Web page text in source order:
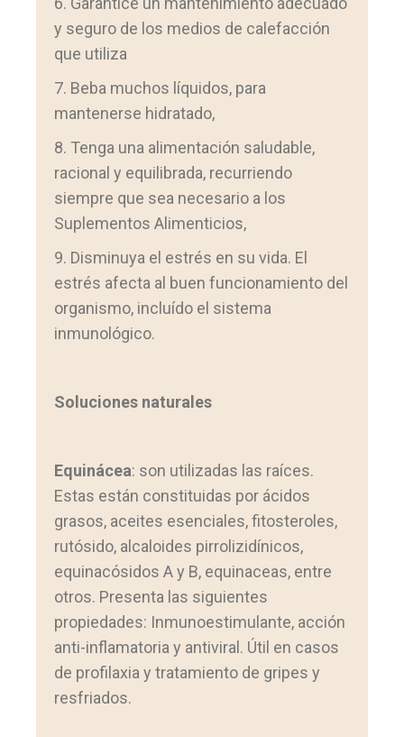
y seguro de los medios de calefacción
que utiliza
7. Beba muchos líquidos, para
mantenerse hidratado,
8. Tenga una alimentación saludable,
racional y equilibrada, recurriendo
siempre que sea necesario a los
Suplementos Alimenticios,
9. Disminuya el estrés en su vida. El
estrés afecta al buen funcionamiento del
organismo, incluído el sistema
inmunológico.
Soluciones naturales
Equinácea: son utilizadas las raíces.
Estas están constituidas por ácidos
grasos, aceites esenciales, fitosteroles,
rutósido, alcaloides pirrolizidínicos,
equinacósidos A y B, equinaceas, entre
otros. Presenta las siguientes
propiedades: Inmunoestimulante, acción
anti-inflamatoria y antiviral. Útil en casos
de profilaxia y tratamiento de gripes y
resfriados.